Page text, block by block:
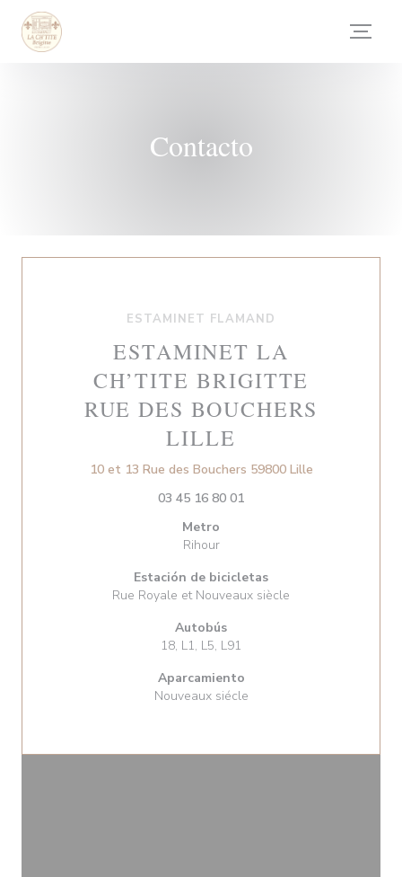
Personalización de sus opciones de cookies
Contacto
ESTAMINET FLAMAND
ESTAMINET LA
CH’TITE BRIGITTE
RUE DES BOUCHERS
LILLE
10 et 13 Rue des Bouchers 59800 Lille((abre en una
03 45 16 80 01
Metro
Rihour
Estación de bicicletas
Rue Royale et Nouveaux siècle
Autobús
18, L1, L5, L91
Aparcamiento
Nouveaux siécle